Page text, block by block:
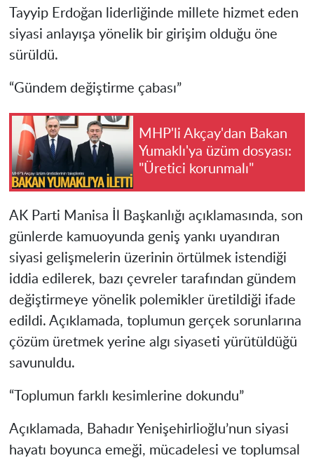
Tayyip Erdoğan liderliğinde millete hizmet eden
siyasi anlayışa yönelik bir girişim olduğu öne
sürüldü.
“Gündem değiştirme çabası”
MHP'li Akçay'dan Bakan
Yumaklı'ya üzüm dosyası:
"Üretici korunmalı"
AK Parti Manisa İl Başkanlığı açıklamasında, son
günlerde kamuoyunda geniş yankı uyandıran
siyasi gelişmelerin üzerinin örtülmek istendiği
iddia edilerek, bazı çevreler tarafından gündem
değiştirmeye yönelik polemikler üretildiği ifade
edildi. Açıklamada, toplumun gerçek sorunlarına
çözüm üretmek yerine algı siyaseti yürütüldüğü
savunuldu.
“Toplumun farklı kesimlerine dokundu”
Açıklamada, Bahadır Yenişehirlioğlu’nun siyasi
hayatı boyunca emeği, mücadelesi ve toplumsal